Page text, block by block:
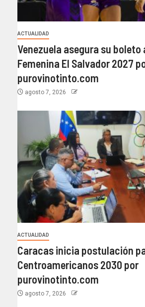
ACTUALIDAD
Venezuela asegura su boleto
Femenina El Salvador 2027
purovinotinto.com
agosto 7, 2026
ACTUALIDAD
Caracas inicia postulación
Centroamericanos 2030 por
purovinotinto.com
agosto 7, 2026